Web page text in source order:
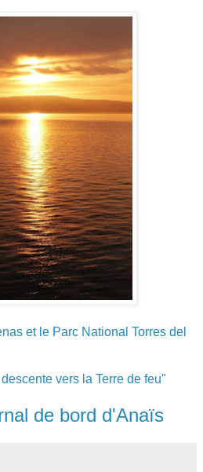
et le Parc National Torres del
vers la Terre de feu"
de bord d'Anaïs